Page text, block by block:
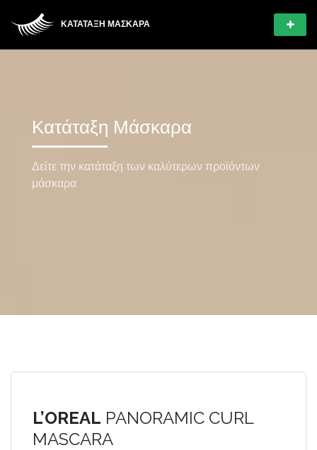
ΚΑΤΆΤΑΞΗ ΜΆΣΚΑΡΑ
Κατάταξη Μάσκαρα
Δείτε την κατάταξη των καλύτερων προϊόντων
μάσκαρα
L’OREAL PANORAMIC CURL
MASCARA